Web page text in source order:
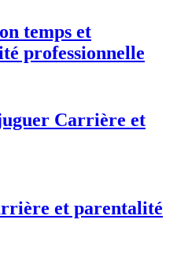
temps et
professionnelle
Carrière et
et parentalité